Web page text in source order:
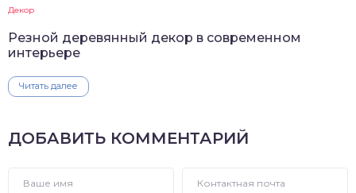
Декор
Резной деревянный декор в современном
интерьере
Читать далее
ДОБАВИТЬ КОММЕНТАРИЙ